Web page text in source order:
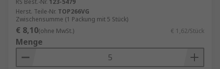
RS Best.-Nr. 123-5479
Herst. Teile-Nr. TOP266VG
Zwischensumme (1 Packung mit 5 Stück)
€ 8,10(ohne MwSt.) € 1,62/Stück
Menge